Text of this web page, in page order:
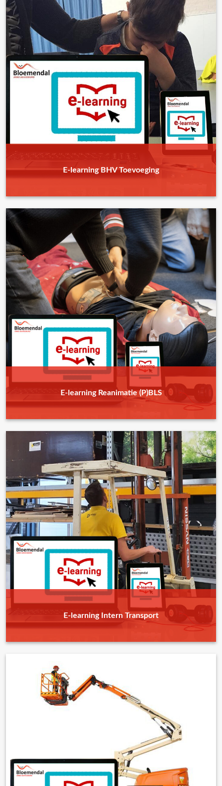
E-learning BHV Toevoeging
E-learning Reanimatie (P)BLS
E-learning Intern Transport